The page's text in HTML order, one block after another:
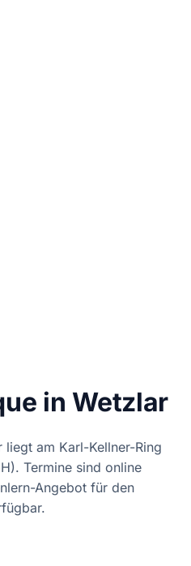
in Wetzlar
liegt am Karl-Kellner-Ring
Termine sind online
Angebot für den